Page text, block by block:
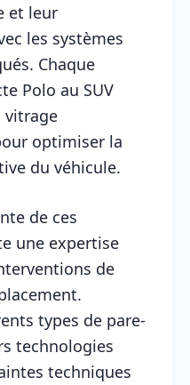
et leur
les systèmes
Chaque
Polo au SUV
vitrage
optimiser la
du véhicule.
de ces
une expertise
de
types de pare-
technologies
techniques